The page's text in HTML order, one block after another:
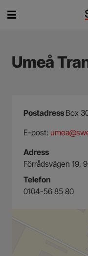
Umeå
Postadress Box
E-post:
Adress
Förrådsvägen 19,
Telefon
0104-56 85 80